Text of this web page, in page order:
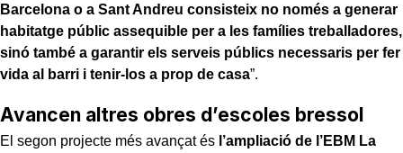
Barcelona o a Sant Andreu consisteix no només a generar
habitatge públic assequible per a les famílies treballadores,
sinó també a garantir els serveis públics necessaris per fer
vida al barri i tenir-los a prop de casa”.
Avancen altres obres d’escoles bressol
El segon projecte més avançat és l’ampliació de l’EBM La